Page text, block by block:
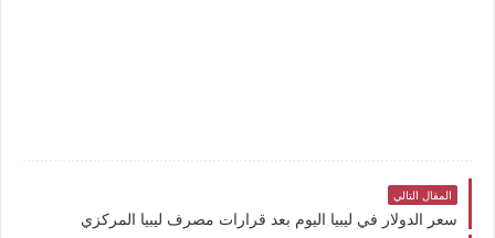
المقال التالي
سعر الدولار في ليبيا اليوم بعد قرارات مصرف ليبيا المركزي